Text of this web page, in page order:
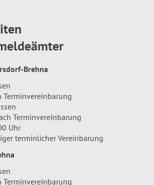
Brehna
Terminvereinbarung
Terminvereinbarung
Uhr
terminlicher Vereinbarung
Terminvereinbarung